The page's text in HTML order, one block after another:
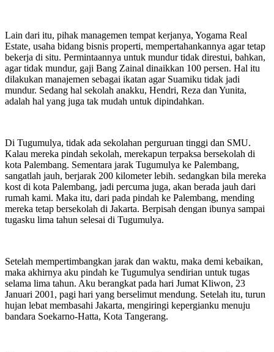
Lain dari itu, pihak managemen tempat kerjanya, Yogama Real
Estate, usaha bidang bisnis properti, mempertahankannya agar tetap
bekerja di situ. Permintaannya untuk mundur tidak direstui, bahkan,
agar tidak mundur, gaji Bang Zainal dinaikkan 100 persen. Hal itu
dilakukan manajemen sebagai ikatan agar Suamiku tidak jadi
mundur. Sedang hal sekolah anakku, Hendri, Reza dan Yunita,
adalah hal yang juga tak mudah untuk dipindahkan.
Di Tugumulya, tidak ada sekolahan perguruan tinggi dan SMU.
Kalau mereka pindah sekolah, merekapun terpaksa bersekolah di
kota Palembang. Sementara jarak Tugumulya ke Palembang,
sangatlah jauh, berjarak 200 kilometer lebih. sedangkan bila mereka
kost di kota Palembang, jadi percuma juga, akan berada jauh dari
rumah kami. Maka itu, dari pada pindah ke Palembang, mending
mereka tetap bersekolah di Jakarta. Berpisah dengan ibunya sampai
tugasku lima tahun selesai di Tugumulya.
Setelah mempertimbangkan jarak dan waktu, maka demi kebaikan,
maka akhirnya aku pindah ke Tugumulya sendirian untuk tugas
selama lima tahun. Aku berangkat pada hari Jumat Kliwon, 23
Januari 2001, pagi hari yang berselimut mendung. Setelah itu, turun
hujan lebat membasahi Jakarta, mengiringi kepergianku menuju
bandara Soekarno-Hatta, Kota Tangerang.